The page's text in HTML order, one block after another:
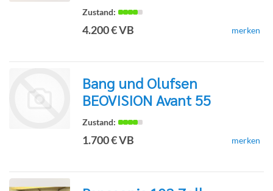
Detailseite
4.200 € VB merken
Bang und Olufsen
BEOVISION Avant 55
1.700 € VB merken